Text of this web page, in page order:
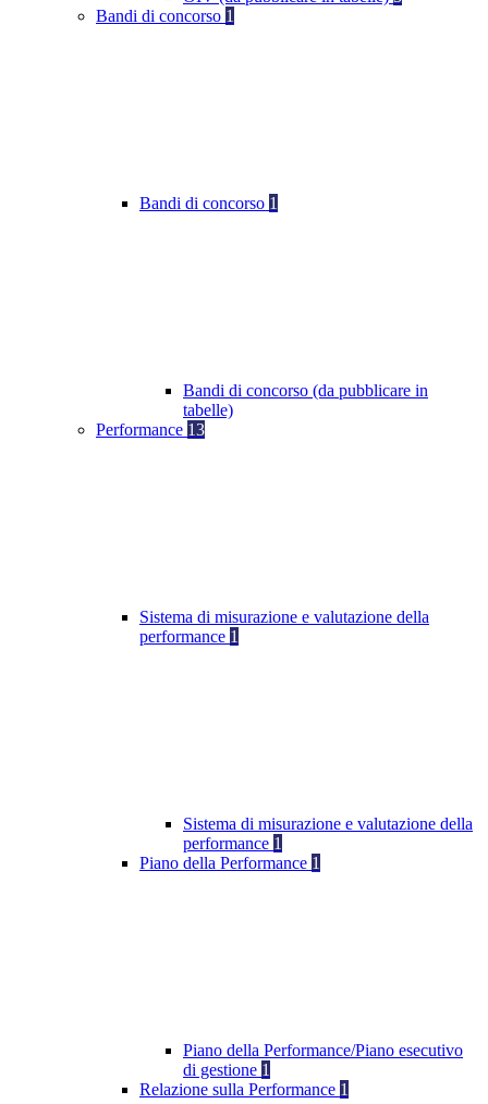
Bandi di concorso 1
Bandi di concorso 1
Bandi di concorso (da pubblicare in
tabelle)
Performance 13
Sistema di misurazione e valutazione della
performance 1
Sistema di misurazione e valutazione della
performance 1
Piano della Performance 1
Piano della Performance/Piano esecutivo
di gestione 1
Relazione sulla Performance 1